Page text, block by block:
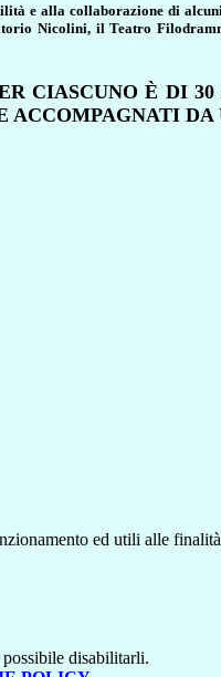
e alla collaborazione di
Nicolini, il Teatro
CIASCUNO È DI
ACCOMPAGNATI DA
ed utili alle
disabilitarli.